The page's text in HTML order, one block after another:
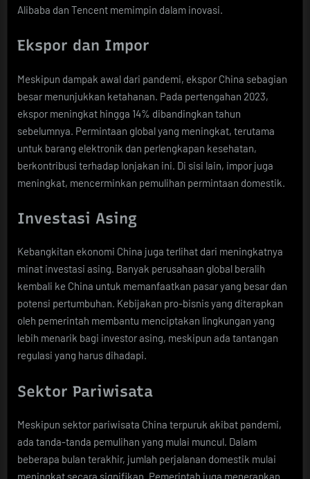
Alibaba dan Tencent memimpin dalam inovasi.
Ekspor dan Impor
Meskipun dampak awal dari pandemi, ekspor China sebagian
besar menunjukkan ketahanan. Pada pertengahan 2023,
ekspor meningkat hingga 14% dibandingkan tahun
sebelumnya. Permintaan global yang meningkat, terutama
untuk barang elektronik dan perlengkapan kesehatan,
berkontribusi terhadap lonjakan ini. Di sisi lain, impor juga
meningkat, mencerminkan pemulihan permintaan domestik.
Investasi Asing
Kebangkitan ekonomi China juga terlihat dari meningkatnya
minat investasi asing. Banyak perusahaan global beralih
kembali ke China untuk memanfaatkan pasar yang besar dan
potensi pertumbuhan. Kebijakan pro-bisnis yang diterapkan
oleh pemerintah membantu menciptakan lingkungan yang
lebih menarik bagi investor asing, meskipun ada tantangan
regulasi yang harus dihadapi.
Sektor Pariwisata
Meskipun sektor pariwisata China terpuruk akibat pandemi,
ada tanda-tanda pemulihan yang mulai muncul. Dalam
beberapa bulan terakhir, jumlah perjalanan domestik mulai
meningkat secara signifikan. Pemerintah juga menerapkan